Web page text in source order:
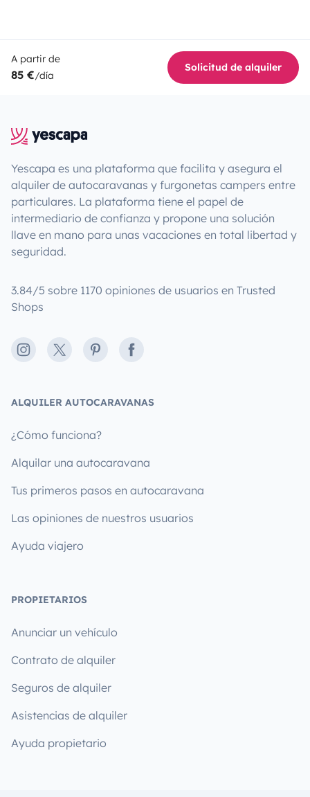
A partir de
85 €/día
Solicitud de alquiler
Yescapa es una plataforma que facilita y asegura el
alquiler de autocaravanas y furgonetas campers entre
particulares. La plataforma tiene el papel de
intermediario de confianza y propone una solución
llave en mano para unas vacaciones en total libertad y
seguridad.
3.84/5 sobre 1170 opiniones de usuarios en Trusted
Shops
Instagram
X PinterestFacebook
ALQUILER AUTOCARAVANAS
¿Cómo funciona?
Alquilar una autocaravana
Tus primeros pasos en autocaravana
Las opiniones de nuestros usuarios
Ayuda viajero
PROPIETARIOS
Anunciar un vehículo
Contrato de alquiler
Seguros de alquiler
Asistencias de alquiler
Ayuda propietario